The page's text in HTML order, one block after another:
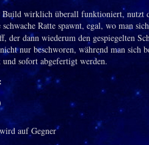
wirklich überall funktioniert, nutzt
schwache Ratte spawnt, egal, wo man
dann wiederum den gespiegelten
nur beschworen, während man sich
sofort abgefertigt werden.
auf Gegner